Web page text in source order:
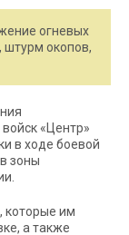
огневых
штурм окопов,
«Центр»
в ходе боевой
зоны
которые им
а также